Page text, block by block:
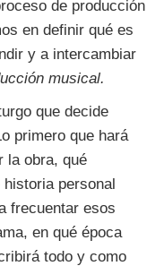
de producción
en definir qué es
y a intercambiar
musical.
que decide
primero que hará
la obra, qué
personal
frecuentar esos
en qué época
todo y como